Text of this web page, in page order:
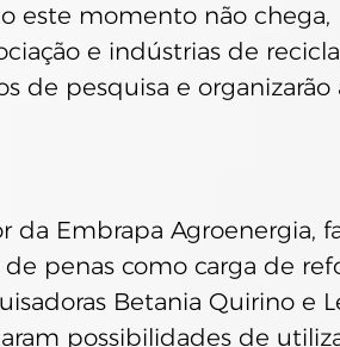
este momento não chega,
e indústrias de
de pesquisa e
da Embrapa Agroenergia,
penas como carga de
Betania Quirino e
possibilidades de